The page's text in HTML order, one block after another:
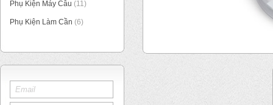
Phụ Kiện Máy Câu (11)
Phụ Kiện Làm Cần (6)